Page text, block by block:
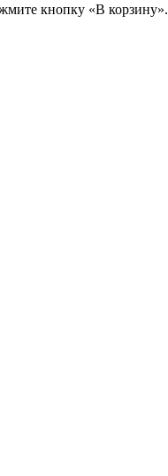
кнопку «В корзину».